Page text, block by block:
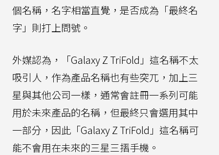
個名稱，名字相當直覺，是否成為「最終名
字」則打上問號。
外媒認為，「Galaxy Z TriFold」這名稱不太
吸引人，作為產品名稱也有些突兀，加上三
星與其他公司一樣，通常會註冊一系列可能
用於未來產品的名稱，但最終只會選用其中
一部分，因此「Galaxy Z TriFold」這名稱可
能不會用在未來的三星三摺手機。